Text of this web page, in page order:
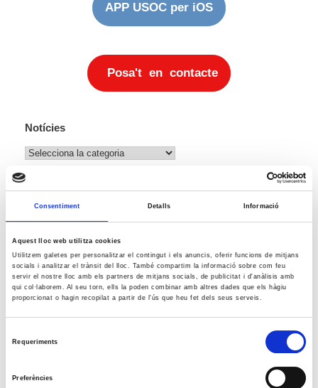
Consentiment Detalls Informació
Aquest lloc web utilitza cookies
Utilitzem galetes per personalitzar el contingut i els anuncis, oferir funcions de mitjans
socials i analitzar el trànsit del lloc. També compartim la informació sobre com feu
servir el nostre lloc amb els partners de mitjans socials, de publicitat i d'anàlisis amb
qui col·laborem. Al seu torn, ells la poden combinar amb altres dades que els hàgiu
proporcionat o hagin recopilat a partir de l'ús que heu fet dels seus serveis.
Requeriments
Preferències
APP USOC per iOS
Posa't en contacte
Notícies
Notícies
agost 2026
3
4 5 6 7 8
9
10
11 12 13 14 15
16
17
18 19 20 21 22
23
« jul.